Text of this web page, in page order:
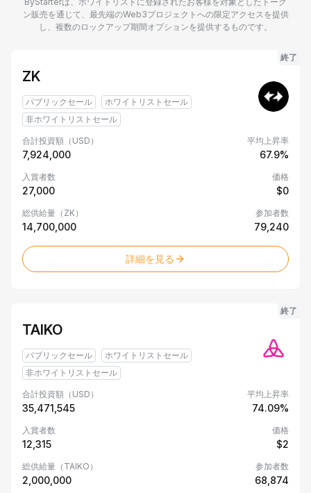
ベ
ー
ン販売を通じて、最先端のWeb3プロジェクトへの限定アクセスを提供
し、複数のロックアップ期間オプションを提供するものです。
終了
ZK
パブリックセール
ホワイトリストセール
非ホワイトリストセール
合計投資額（USD）
7,924,000
平均上昇率
67.9%
入賞者数
27,000
価格
$0
総供給量（ZK）
14,700,000
参加者数
79,240
詳細を見る
終了
TAIKO
パブリックセール
ホワイトリストセール
非ホワイトリストセール
合計投資額（USD）
35,471,545
平均上昇率
74.09%
入賞者数
12,315
価格
$2
総供給量（TAIKO）
2,000,000
参加者数
68,874